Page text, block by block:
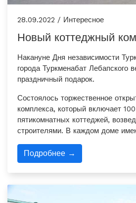
28.09.2022 / Интересное
Новый коттеджный
Накануне Дня независимости
города Туркменабат Лебапского
праздничный подарок.
Состоялось торжественное
комплекса, который включает
пятикомнатных коттеджей,
строителями. В каждом доме
Подробнее →